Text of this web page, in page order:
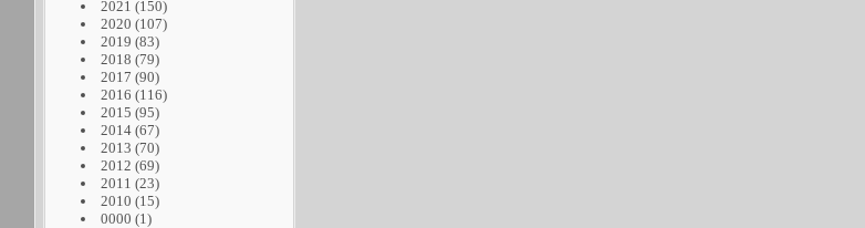
2021 (150)
2020 (107)
2019 (83)
2018 (79)
2017 (90)
2016 (116)
2015 (95)
2014(67)
2013 (70)
2012 (69)
2011 (23)
2010 (15)
0000 (1)